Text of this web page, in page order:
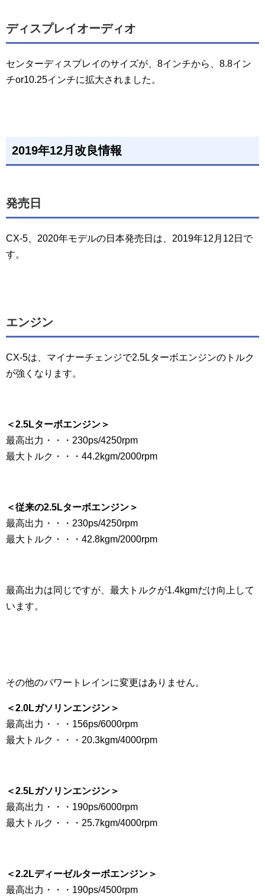
ディスプレイオーディオ
センターディスプレイのサイズが、8インチから、8.8イン
チor10.25インチに拡大されました。
2019年12月改良情報
発売日
CX-5、2020年モデルの日本発売日は、2019年12月12日で
す。
エンジン
CX-5は、マイナーチェンジで2.5Lターボエンジンのトルク
が強くなります。
＜2.5Lターボエンジン＞
最高出力・・・230ps/4250rpm
最大トルク・・・44.2kgm/2000rpm
＜従来の2.5Lターボエンジン＞
最高出力・・・230ps/4250rpm
最大トルク・・・42.8kgm/2000rpm
最高出力は同じですが、最大トルクが1.4kgmだけ向上して
います。
その他のパワートレインに変更はありません。
＜2.0Lガソリンエンジン＞
最高出力・・・156ps/6000rpm
最大トルク・・・20.3kgm/4000rpm
＜2.5Lガソリンエンジン＞
最高出力・・・190ps/6000rpm
最大トルク・・・25.7kgm/4000rpm
＜2.2Lディーゼルターボエンジン＞
最高出力・・・190ps/4500rpm